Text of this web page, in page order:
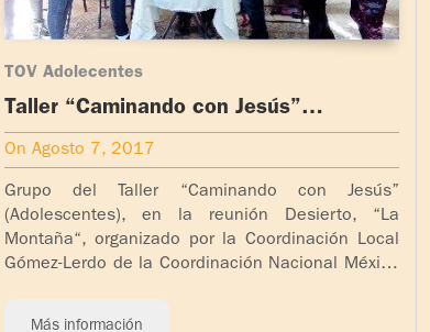
TOV Adolecentes
Taller “Caminando con Jesús”
(Adolescentes)
On Agosto 7, 2017
Grupo del Taller “Caminando con Jesús”
(Adolescentes), en la reunión Desierto, “La
Montaña“, organizado por la Coordinación Local
Gómez-Lerdo de la Coordinación Nacional México
Más información